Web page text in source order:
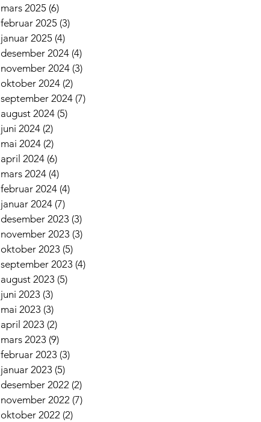
mars 2025 (6)
februar 2025 (3)
januar 2025 (4)
desember 2024 (4)
november 2024 (3)
oktober 2024 (2)
september 2024 (7)
august 2024 (5)
juni 2024 (2)
mai 2024 (2)
april 2024 (6)
mars 2024 (4)
februar 2024 (4)
januar 2024 (7)
desember 2023 (3)
november 2023 (3)
oktober 2023 (5)
september 2023 (4)
august 2023 (5)
juni 2023 (3)
mai 2023 (3)
april 2023 (2)
mars 2023 (9)
februar 2023 (3)
januar 2023 (5)
desember 2022 (2)
november 2022 (7)
oktober 2022 (2)